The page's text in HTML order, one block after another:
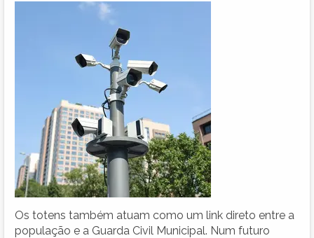
Os totens também atuam como um link direto entre a
população e a Guarda Civil Municipal. Num futuro